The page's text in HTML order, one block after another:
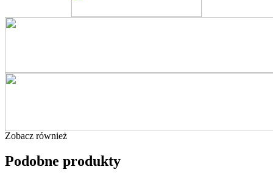
Zobacz również
Podobne produkty